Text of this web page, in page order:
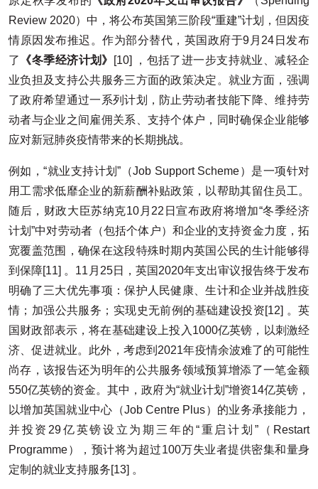
Review 2020）中，将公布英国第三阶段“重建”计划，但因疫
情原因发布推迟。作为部分替代，英国政府于9月24日发布
了
《冬季经济计划》
[10] ，包括了进一步支持就业、减轻企
业负担及支持公共服务三方面的政策决定。就业方面，强调
了政府希望通过一系列计划，防止劳动者技能下降、维持劳
动者与企业之间雇佣关系、支持个体户，同时确保企业能够
应对新冠肺炎疫情带来的长期挑战。
例如，“就业支持计划”（Job Support Scheme）是一项针对
用工需求低靡企业的新薪酬补贴政策，以帮助其留住员工。
随后，财政大臣苏纳克10月22日宣布政府将增加“冬季经济
计划”中对劳动者（包括个体户）和企业的支持资金力度，拓
宽覆盖范围，确保在这段特殊时期内英国公民的生计能够得
到保障[11] 。11月25日，英国2020年支出审议报告终于发布
明确了三大优先事项：保护人民健康、生计和企业并战胜疫
情；加强公共服务；实现史无前例的基础建设投资[12] 。英
国财政部表示，将在基础建设上投入1000亿英镑，以刺激经
济、促进就业。此外，考虑到2021年疫情余波难了的可能性
尚存，该报告还为明年的公共服务领域预算增添了一笔金额
550亿英镑的资金。其中，政府为“就业计划”增资14亿英镑，
以增加英国就业中心（Job Centre Plus）的业务承接能力，
并投资29亿英镑设立为期三年的“重启计划”（Restart
Programme），预计将为超过100万失业者提供密集和量身
定制的就业支持服务[13] 。